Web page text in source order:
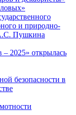
и природно-
Пушкина
2025» открылась
безопасности в